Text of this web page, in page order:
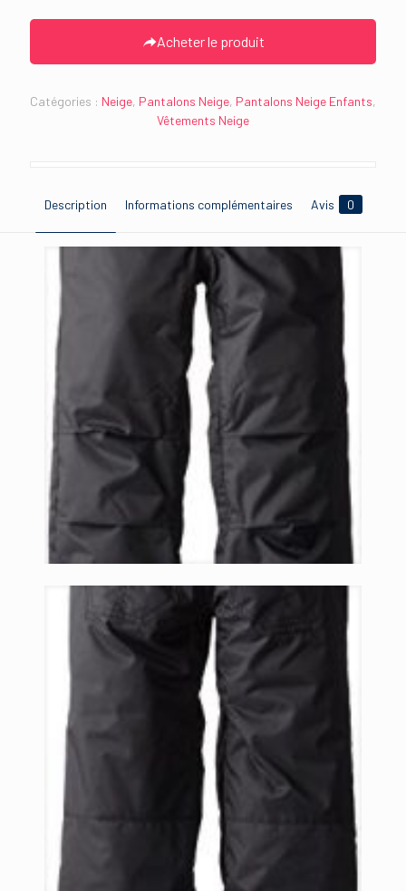
Acheter le produit
Catégories : Neige, Pantalons Neige, Pantalons Neige Enfants,
Vêtements Neige
Description Informations complémentaires Avis 0